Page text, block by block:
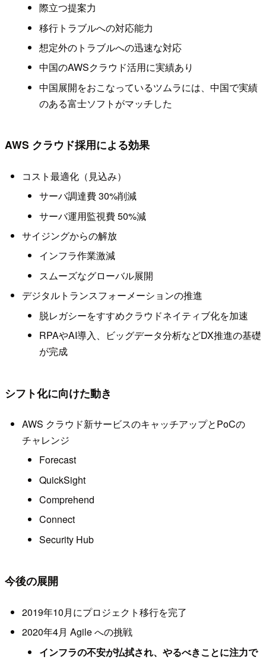
際立つ提案力
移行トラブルへの対応能力
想定外のトラブルへの迅速な対応
中国のAWSクラウド活用に実績あり
中国展開をおこなっているツムラには、中国で実績
のある富士ソフトがマッチした
AWS クラウド採用による効果
コスト最適化（見込み）
サーバ調達費 30%削減
サーバ運用監視費 50%減
サイジングからの解放
インフラ作業激減
スムーズなグローバル展開
デジタルトランスフォーメーションの推進
脱レガシーをすすめクラウドネイティブ化を加速
RPAやAI導入、ビッグデータ分析などDX推進の基礎
が完成
シフト化に向けた動き
AWS クラウド新サービスのキャッチアップとPoCの
チャレンジ
Forecast
QuickSight
Comprehend
Connect
Security Hub
今後の展開
2019年10月にプロジェクト移行を完了
2020年4月 Agile への挑戦
インフラの不安が払拭され、やるべきことに注力で